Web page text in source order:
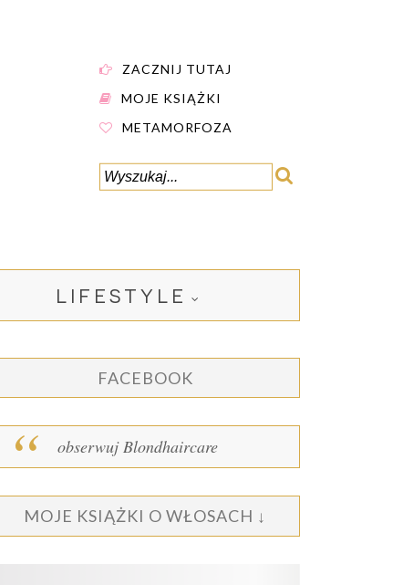
ZACZNIJ TUTAJ
MOJE KSIĄŻKI
METAMORFOZA
LIFESTYLE
FACEBOOK
obserwuj Blondhaircare
MOJE KSIĄŻKI O WŁOSACH ↓